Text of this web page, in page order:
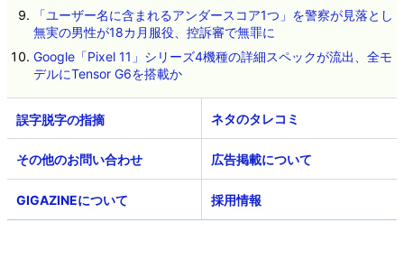
「ユーザー名に含まれるアンダースコア1つ」を警察が見落とし
無実の男性が18カ月服役、控訴審で無罪に
Google「Pixel 11」シリーズ4機種の詳細スペックが流出、全モ
デルにTensor G6を搭載か
ネタのタレコミ
その他のお問い合わせ 広告掲載について
GIGAZINEについて 採用情報